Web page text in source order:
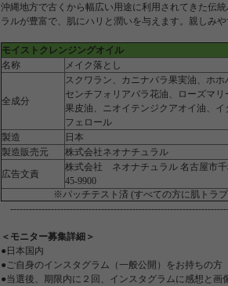
沖縄地方で古くから幅広い用途に利用されてきた伝
ラルが豊富で、肌にハリと潤いを与えます。親しみ
モイストクレンジングオイル
名称
メイク落とし
全成分
スクワラン、カニナバラ果実油、ホ
センチフォリアバラ花油、ローズマ
果皮油、ニオイテンジクアオイ油、
フェロール
製造
日本
製造販売元
株式会社ネオナチュラル
広告文責
株式会社 ネオナチュラル 名古屋市
45-9900
※パッチテスト済 (すべての方に肌トラ
＜モニター募集詳細＞
●日本国内
●ご自身のインスタグラム（一般公開）をお持ちの方
●当選後、期限内に２回、インスタグラムに感想と画